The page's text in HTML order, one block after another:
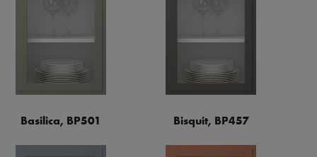
Basilica, BP501 Bisquit, BP457